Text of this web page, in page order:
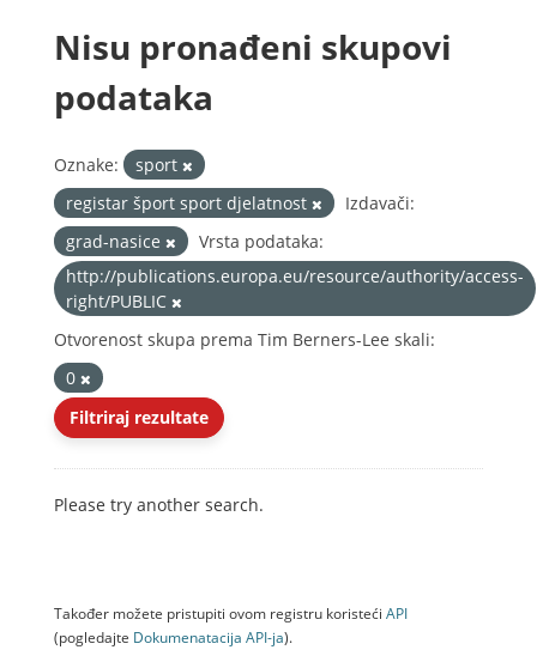
Nisu pronađeni skupovi
podataka
Oznake:
sport
registar šport sport djelatnost
Izdavači:
grad-nasice
Vrsta podataka:
http://publications.europa.eu/resource/authority/access-
right/PUBLIC
Otvorenost skupa prema Tim Berners-Lee skali:
0
Filtriraj rezultate
Please try another search.
Također možete pristupiti ovom registru koristeći API
(pogledajte Dokumenаtаcijа API-jа).